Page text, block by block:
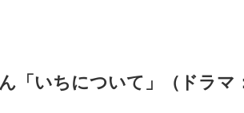
「いちについて」（ドラマ